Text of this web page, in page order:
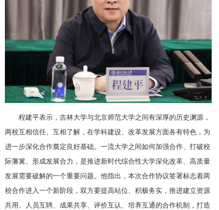
程建平表示，吉林大学与北京师范大学之间有深厚的历史渊源，
两校互相信任、互相了解，在学科建设、改革发展方面各有特色，为
进一步深化合作奠定良好基础。一流大学之间如何加强合作、打破校
际藩篱、形成发展合力，是推进新时代综合性大学深化改革、高质量
发展需要破解的一个重要问题。他指出，本次合作协议签署标志着两
校合作进入一个新阶段，双方要提高站位、积极务实，推进建立资源
共用、人员互聘、成果共享、评价互认、培养互通的合作机制，打造